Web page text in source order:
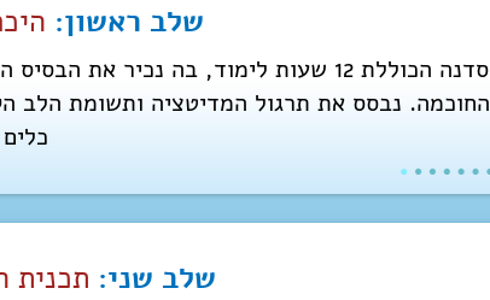
שלב ראשון: היכרות
החוכמה. נבסס את תרגול המדיטציה ותשומת הלב
שלב שני: תכנית המשך